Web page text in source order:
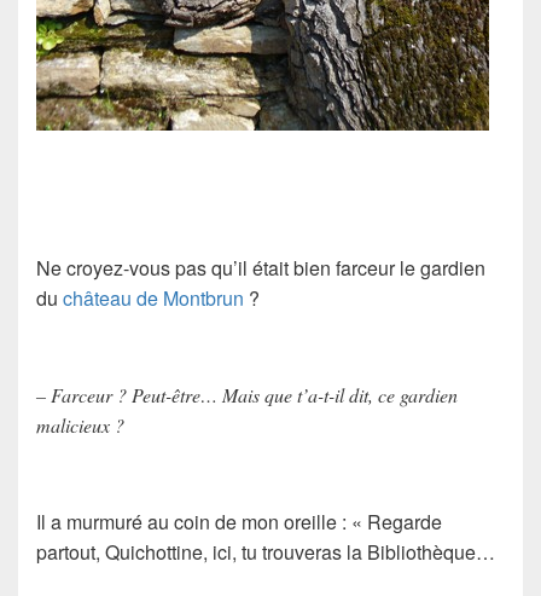
Ne croyez-vous pas qu’il était bien farceur le gardien
du château de Montbrun ?
– Farceur ? Peut-être… Mais que t’a-t-il dit, ce gardien
malicieux ?
Il a murmuré au coin de mon oreille : « Regarde
partout, Quichottine, ici, tu trouveras la Bibliothèque…